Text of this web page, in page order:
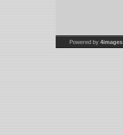
Powered by 4images